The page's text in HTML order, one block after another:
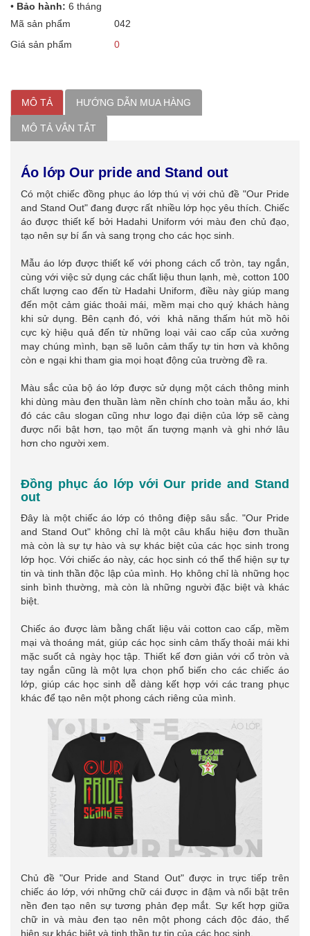
• Bảo hành: 6 tháng
Mã sản phẩm
042
Giá sản phẩm
0
MÔ TẢ HƯỚNG DẪN MUA HÀNG
MÔ TẢ VẮN TẮT
Áo lớp Our pride and Stand out
Có một chiếc đồng phục áo lớp thú vị với chủ đề "Our Pride
and Stand Out" đang được rất nhiều lớp học yêu thích. Chiếc
áo được thiết kế bởi Hadahi Uniform với màu đen chủ đạo,
tạo nên sự bí ẩn và sang trọng cho các học sinh.
Mẫu áo lớp được thiết kế với phong cách cổ tròn, tay ngắn,
cùng với việc sử dụng các chất liệu thun lạnh, mè, cotton 100
chất lượng cao đến từ Hadahi Uniform, điều này giúp mang
đến một cảm giác thoải mái, mềm mại cho quý khách hàng
khi sử dụng. Bên cạnh đó, với khả năng thấm hút mồ hôi
cực kỳ hiệu quả đến từ những loại vải cao cấp của xưởng
may chúng mình, bạn sẽ luôn cảm thấy tự tin hơn và không
còn e ngại khi tham gia mọi hoạt động của trường đề ra.
Màu sắc của bộ áo lớp được sử dụng một cách thông minh
khi dùng màu đen thuần làm nền chính cho toàn mẫu áo, khi
đó các câu slogan cũng như logo đại diện của lớp sẽ càng
được nổi bật hơn, tạo một ấn tượng mạnh và ghi nhớ lâu
hơn cho người xem.
Đồng phục áo lớp với Our pride and Stand
out
Đây là một chiếc áo lớp có thông điệp sâu sắc. "Our Pride
and Stand Out" không chỉ là một câu khẩu hiệu đơn thuần
mà còn là sự tự hào và sự khác biệt của các học sinh trong
lớp học. Với chiếc áo này, các học sinh có thể thể hiện sự tự
tin và tinh thần độc lập của mình. Họ không chỉ là những học
sinh bình thường, mà còn là những người đặc biệt và khác
biệt.
Chiếc áo được làm bằng chất liệu vải cotton cao cấp, mềm
mại và thoáng mát, giúp các học sinh cảm thấy thoải mái khi
mặc suốt cả ngày học tập. Thiết kế đơn giản với cổ tròn và
tay ngắn cũng là một lựa chọn phổ biến cho các chiếc áo
lớp, giúp các học sinh dễ dàng kết hợp với các trang phục
khác để tạo nên một phong cách riêng của mình.
Chủ đề "Our Pride and Stand Out" được in trực tiếp trên
chiếc áo lớp, với những chữ cái được in đậm và nổi bật trên
nền đen tạo nên sự tương phản đẹp mắt. Sự kết hợp giữa
chữ in và màu đen tạo nên một phong cách độc đáo, thể
hiện sự khác biệt và tinh thần tự tin của các học sinh.